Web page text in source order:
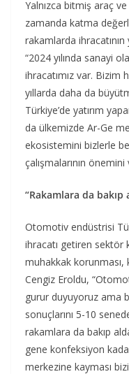
Yalnızca bitmiş araç
zamanda katma
rakamlarda ihracatının
“2024 yılında sanayi
ihracatımız var. Bizim
yıllarda daha da
Türkiye’de yatırım
da ülkemizde Ar-Ge
ekosistemini bizlerle
çalışmalarının önemini
“Rakamlara da bakıp
Otomotiv endüstrisi
ihracatı getiren
muhakkak korunması,
Cengiz Eroldu,
gurur duyuyoruz ama
sonuçlarını 5-10
rakamlara da bakıp
gene konfeksiyon
merkezine kayması